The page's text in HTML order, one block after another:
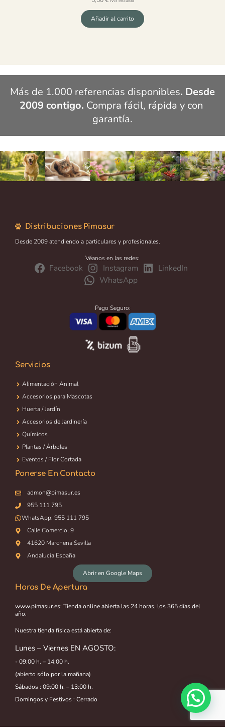
Añadir al carrito
Más de 1.000 referencias disponibles. Desde
2009 contigo. Compra fácil, rápida y con
garantía.
Distribuciones Pimasur
Desde 2009 atendiendo a particulares y profesionales.
Véanos en las redes:
Facebook Instagram
LinkedIn
WhatsApp
Pago Seguro:
Servicios
Alimentación Animal
Accesorios para Mascotas
Huerta / Jardín
Accesorios de Jardinería
Químicos
Plantas / Árboles
Eventos / Flor Cortada
Ponerse En Contacto
admon@pimasur.es
955 111 795
WhatsApp: 955 111 795
Calle Comercio, 9
41620 Marchena Sevilla
Andalucía España
Abrir en Google Maps
Horas De Apertura
www.pimasur.es: Tienda online abierta las 24 horas, los 365 días del
año.
Nuestra tienda física está abierta de:
Lunes – Viernes EN AGOSTO:
- 09:00 h. – 14:00 h.
(abierto sólo por la mañana)
Sábados : 09:00 h. – 13:00 h.
Domingos y Festivos : Cerrado
Añadir al carrito